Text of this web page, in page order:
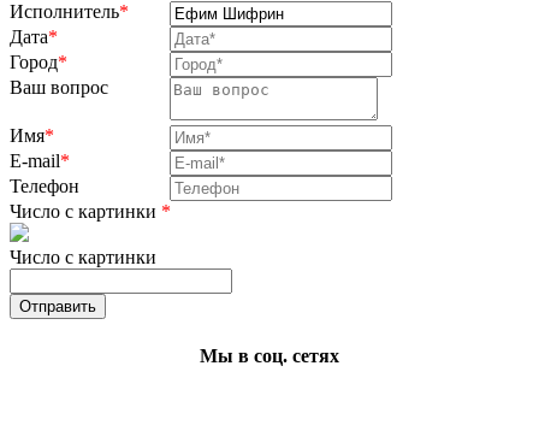
Исполнитель*
Дата*
Город*
Ваш вопрос
Имя*
E-mail*
Телефон
Число с картинки *
Число с картинки
Мы в соц. сетях